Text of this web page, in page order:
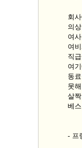
회
의
여
여
직
여
동
못
살
베
- 프